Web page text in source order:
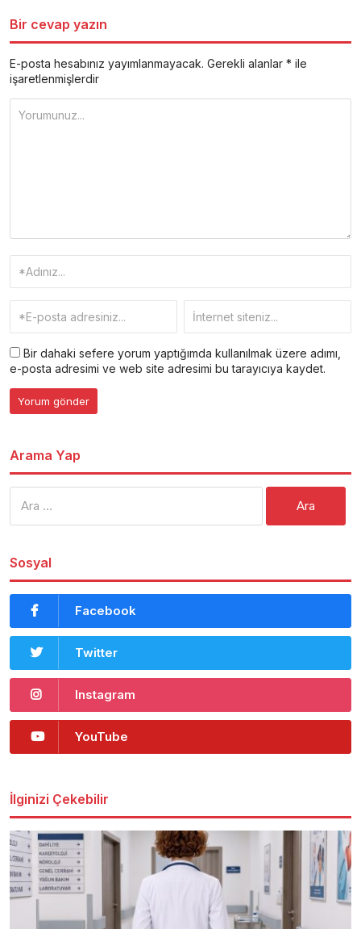
Bir cevap yazın
E-posta hesabınız yayımlanmayacak. Gerekli alanlar * ile
işaretlenmişlerdir
Bir dahaki sefere yorum yaptığımda kullanılmak üzere adımı,
e-posta adresimi ve web site adresimi bu tarayıcıya kaydet.
Arama Yap
Sosyal
Facebook
Twitter
Instagram
YouTube
İlginizi Çekebilir